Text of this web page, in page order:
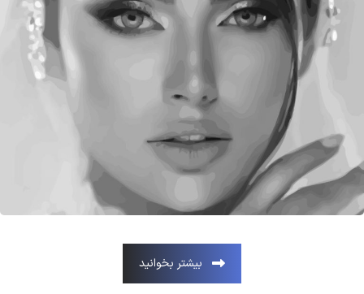
بیشتر بخوانید